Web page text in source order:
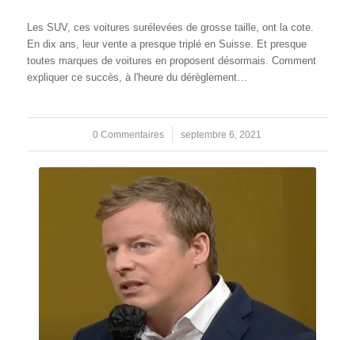
Les SUV, ces voitures surélevées de grosse taille, ont la cote.
En dix ans, leur vente a presque triplé en Suisse. Et presque
toutes marques de voitures en proposent désormais. Comment
expliquer ce succès, à lʹheure du dérèglement…
0 Commentaires
/ septembre 6, 2021